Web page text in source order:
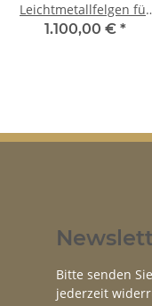
Leichtmetallfelgen für
Dodge Challenger -
1.100,00 € *
Bitte senden
jederzeit